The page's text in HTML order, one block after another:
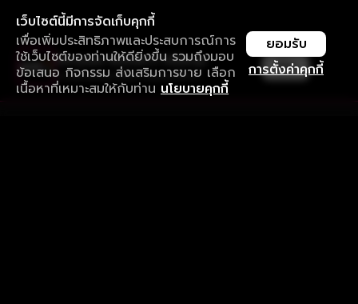
เว็บไซต์นี้มีการจัดเก็บคุกกี้
เพื่อเพิ่มประสิทธิภาพและประสบการณ์การ
ใช้เว็บไซต์ของท่านให้ดียิ่งขึ้น รวมถึงมอบ
ข้อเสนอ กิจกรรม ส่งเสริมการขาย เลือก
เนื้อหาที่เหมาะสมให้กับท่าน นโยบายคุกกี้
การตั้งค่าคุกกี้
ยอมรับ
ใช้งานแอป ลื่นไหลกว่า ไม่มีสะดุด
ดาวน์โหลดแอปเพื่อการรับชมที่ดีกว่า เปิด